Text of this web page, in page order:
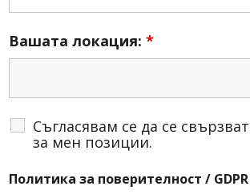
Вашата локация: *
Съгласявам се да се
за мен позиции.
Политика за поверителност / GDPR